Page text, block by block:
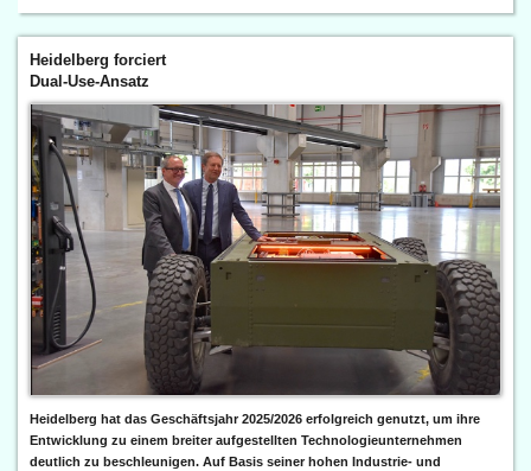
Heidelberg forciert
Dual-Use-Ansatz
Heidelberg hat das Geschäftsjahr 2025/2026 erfolgreich genutzt, um ihre
Entwicklung zu einem breiter aufgestellten Technologieunternehmen
deutlich zu beschleunigen. Auf Basis seiner hohen Industrie- und